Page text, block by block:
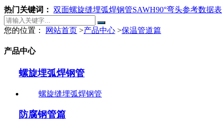
热门关键词： 双面螺旋缝埋弧焊钢管SAWH90°弯头参考数据表
您的位置： 网站首页 >产品中心 >保温管道篇
产品中心
螺旋埋弧焊钢管
螺旋缝埋弧焊钢管
防腐钢管篇